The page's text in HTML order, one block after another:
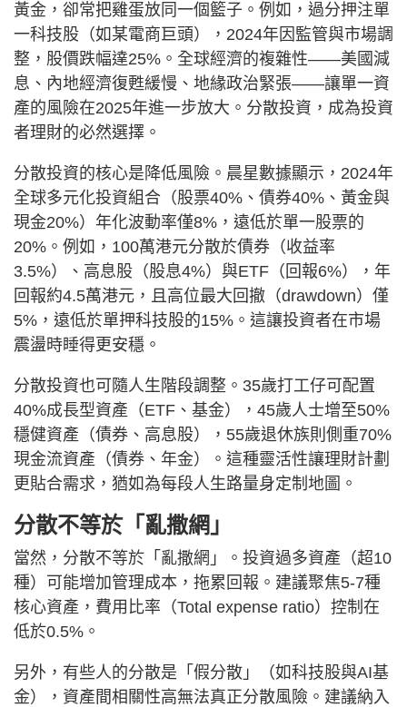
黃金，卻常把雞蛋放同一個籃子。例如，過分押注單
一科技股（如某電商巨頭），2024年因監管與市場調
整，股價跌幅達25%。全球經濟的複雜性——美國減
息、內地經濟復甦緩慢、地緣政治緊張——讓單一資
產的風險在2025年進一步放大。分散投資，成為投資
者理財的必然選擇。
分散投資的核心是降低風險。晨星數據顯示，2024年
全球多元化投資組合（股票40%、債券40%、黃金與
現金20%）年化波動率僅8%，遠低於單一股票的
20%。例如，100萬港元分散於債券（收益率
3.5%）、高息股（股息4%）與ETF（回報6%），年
回報約4.5萬港元，且高位最大回撤（drawdown）僅
5%，遠低於單押科技股的15%。這讓投資者在市場
震盪時睡得更安穩。
分散投資也可隨人生階段調整。35歲打工仔可配置
40%成長型資產（ETF、基金），45歲人士增至50%
穩健資產（債券、高息股），55歲退休族則側重70%
現金流資產（債券、年金）。這種靈活性讓理財計劃
更貼合需求，猶如為每段人生路量身定制地圖。
分散不等於「亂撒網」
當然，分散不等於「亂撒網」。投資過多資產（超10
種）可能增加管理成本，拖累回報。建議聚焦5-7種
核心資產，費用比率（Total expense ratio）控制在
低於0.5%。
另外，有些人的分散是「假分散」（如科技股與AI基
金），資產間相關性高無法真正分散風險。建議納入